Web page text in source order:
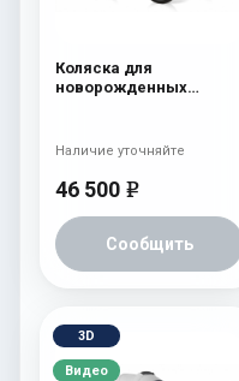
Коляска для
новорожденных
46 500 e
Сообщить
Наличие уточняйте
3D
Видео